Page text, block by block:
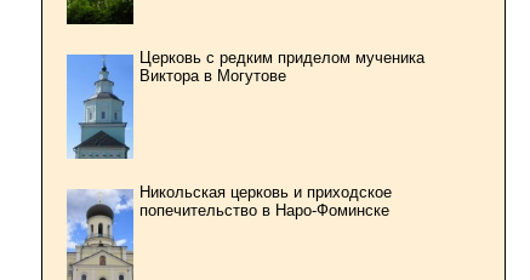
Церковь с редким приделом мученика
Виктора в Могутове
Никольская церковь и приходское
попечительство в Наро-Фоминске